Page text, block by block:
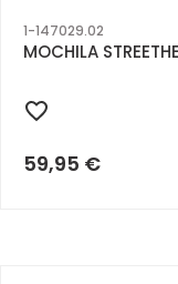
1-147029.02
MOCHILA
59,95 €